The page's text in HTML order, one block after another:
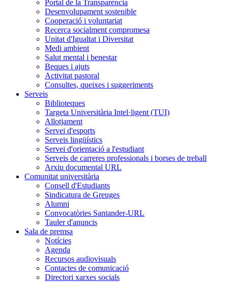
Portal de la Transparència
Desenvolupament sostenible
Cooperació i voluntariat
Recerca socialment compromesa
Unitat d'Igualtat i Diversitat
Medi ambient
Salut mental i benestar
Beques i ajuts
Activitat pastoral
Consultes, queixes i suggeriments
Serveis
Biblioteques
Targeta Universitària Intel·ligent (TUI)
Allotjament
Servei d'esports
Serveis lingüístics
Servei d'orientació a l'estudiant
Serveis de carreres professionals i borses de treball
Arxiu documental URL
Comunitat universitària
Consell d'Estudiants
Sindicatura de Greuges
Alumni
Convocatòries Santander-URL
Tauler d'anuncis
Sala de premsa
Notícies
Agenda
Recursos audiovisuals
Contactes de comunicació
Directori xarxes socials